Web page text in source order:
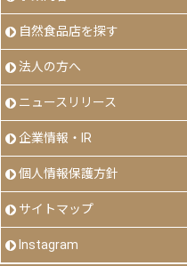
自然食品店を探す
法人の方へ
ニュースリリース
企業情報・IR
個人情報保護方針
サイトマップ
Instagram